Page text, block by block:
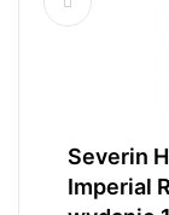
Severin
Imperial